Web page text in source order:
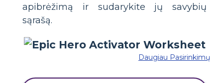
apibrėžimą ir sudarykite jų savybių
sąrašą.
Daugiau Pasirinkimų